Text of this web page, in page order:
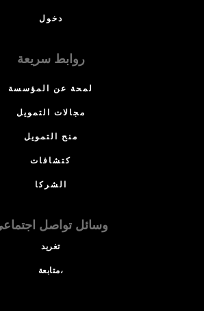
دخول
روابط سريعة
لمحة عن المؤسسة
مجالات التمويل
منح التمويل
كتشافات
الشركا
وسائل تواصل
تغريد
متابعة،